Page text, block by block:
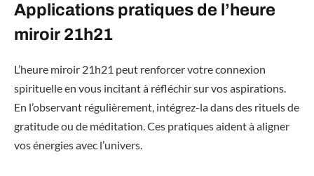
Applications pratiques de l’heure
miroir 21h21
L’heure miroir 21h21 peut renforcer votre connexion
spirituelle en vous incitant à réfléchir sur vos aspirations.
En l’observant régulièrement, intégrez-la dans des rituels de
gratitude ou de méditation. Ces pratiques aident à aligner
vos énergies avec l’univers.